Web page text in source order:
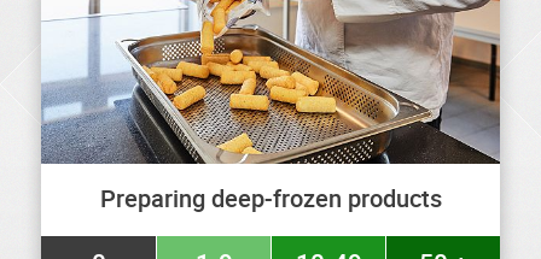
Preparing deep-frozen products